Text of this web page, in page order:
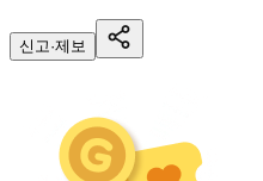
신고·제보